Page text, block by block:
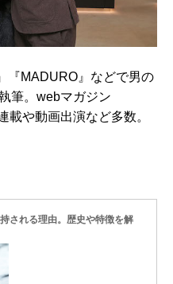
『MADURO』などで男の
筆。webマガジン
載や動画出演など多数。
される理由。歴史や特徴を解